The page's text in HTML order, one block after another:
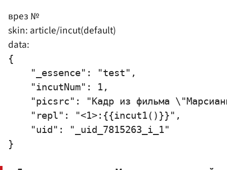
врез №
skin: article/incut(default)
data:
{
    "_essence": "test",
    "incutNum": 1,
"picsrc": "Кадр из фильма
    "repl": "<1>:{{incut1()}}",
    "uid": "_uid_7815263_i_1"